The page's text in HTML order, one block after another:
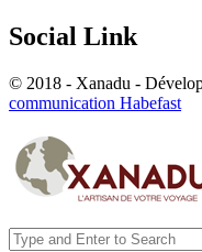
Social Link
© 2018 - Xanadu -
communication Habefast